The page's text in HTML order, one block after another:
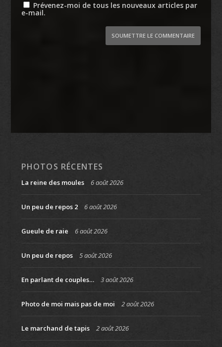
Prévenez-moi de tous les nouveaux articles par
e-mail.
SOUMETTRE LE COMMENTAIRE
PHOTOS RÉCENTES
La reine des moules 6 août 2026
Un peu de repos 2 6 août 2026
Gueule de raie 6 août 2026
Un peu de repos 5 août 2026
En parlant de couples… 3 août 2026
Photo de moi mais pas de moi 2 août 2026
Le marchand de tapis 2 août 2026